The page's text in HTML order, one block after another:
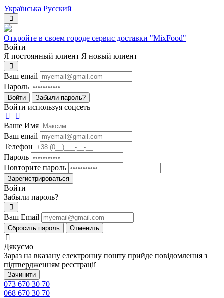
Українська Русский
Откройте в своем городе сервис доставки "MixFood"
Войти
Я постоянный клиент Я новый клиент
Ваш email
Пароль
Войти Забыли пароль?
Войти используя соцсеть
Ваше Имя
Ваш email
Телефон
Пароль
Повторите пароль
Зарегистрироваться
Войти
Забыли пароль?
Ваш Email
Сбросить пароль Отменить
Дякуємо
Зараз на вказану електронну пошту прийде повідомлення з
підтвердженням реєстрації
Зачинити
073 670 30 70
068 670 30 70